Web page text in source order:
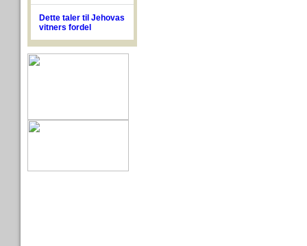
Dette taler til Jehovas
vitners fordel